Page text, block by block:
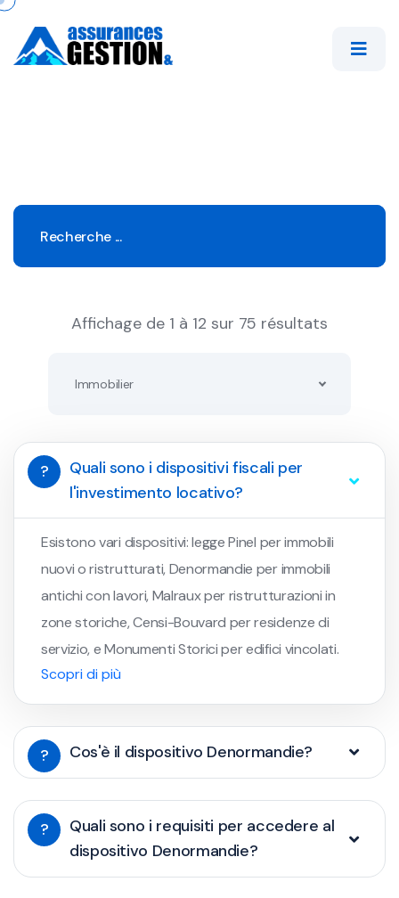
Affichage de 1 à 12 sur 75 résultats
Immobilier
?
Quali sono i dispositivi fiscali per
l'investimento locativo?
Esistono vari dispositivi: legge Pinel per immobili
nuovi o ristrutturati, Denormandie per immobili
antichi con lavori, Malraux per ristrutturazioni in
zone storiche, Censi-Bouvard per residenze di
servizio, e Monumenti Storici per edifici vincolati.
Scopri di più
? Cos'è il dispositivo Denormandie?
?
Quali sono i requisiti per accedere al
dispositivo Denormandie?